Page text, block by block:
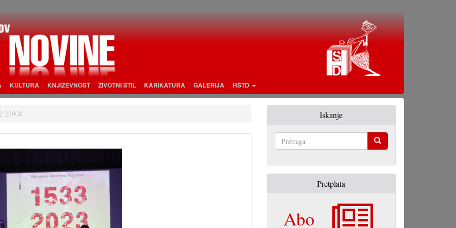
KULTURA KNJIŽEVNOST ŽIVOTNI STIL KARIKATURA GALERIJA HŠTD
23908 Iskanje
Pretplata
Abo